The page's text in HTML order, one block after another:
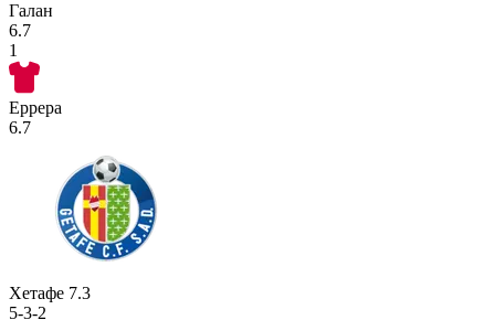
Галан
6.7
1
Еррера
6.7
Хетафе 7.3
5-3-2